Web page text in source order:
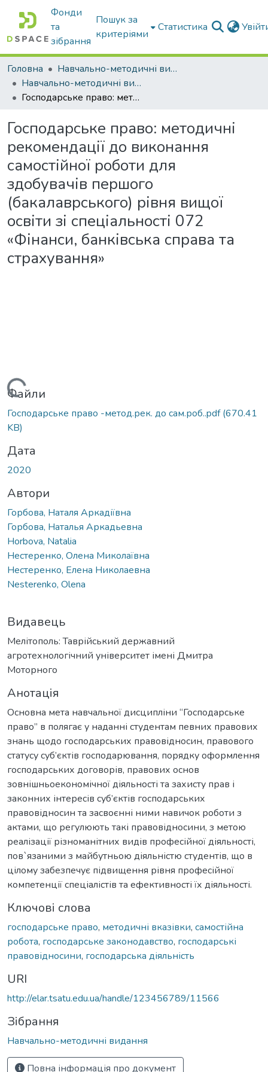
Фонди
та
зібрання
Пошук за
критеріями
Статистика
Головна
Навчально-методичні видання
Навчально-методичні видання
Господарське право: методичні рекомендації до виконання самостійної роботи для здобувачів першого (бакалаврського) рівня вищої освіти зі спеціальності 072 «Фінанси‚ банківська справа та страхування»
Господарське право: методичні
рекомендації до виконання
самостійної роботи для
здобувачів першого
(бакалаврського) рівня вищої
освіти зі спеціальності 072
«Фінанси‚ банківська справа та
страхування»
Вантажиться...
Файли
Господарське право -метод.рек. до сам.роб..pdf(670.41
KB)
Дата
2020
Автори
Горбова, Наталя Аркадіївна
Горбова, Наталья Аркадьевна
Horbova, Natalia
Нестеренко, Олена Миколаївна
Нестеренко, Елена Николаевна
Nesterenko, Olena
Видавець
Мелітополь: Таврійський державний
агротехнологічний університет імені Дмитра
Моторного
Анотація
Основна мета навчальної дисципліни “Господарське
право” в полягає у наданні студентам певних правових
знань щодо господарських правовідносин, правового
статусу суб’єктів господарювання, порядку оформлення
господарських договорів, правових основ
зовнішньоекономічної діяльності та захисту прав і
законних інтересів суб’єктів господарських
правовідносин та засвоєнні ними навичок роботи з
актами, що регулюють такі правовідносини, з метою
реалізації різноманітних видів професійної діяльності,
пов`язаними з майбутньою діяльністю студентів, що в
цілому забезпечує підвищення рівня професійної
компетенції спеціалістів та ефективності їх діяльності.
Ключові слова
господарське право, методичні вказівки, самостійна
робота, господарське законодавство, господарські
правовідносини, господарська діяльність
URI
http://elar.tsatu.edu.ua/handle/123456789/11566
Зібрання
Навчально-методичні видання
Повна інформація про документ